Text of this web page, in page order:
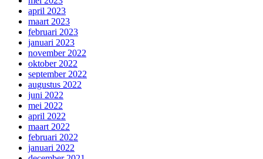
april 2023
maart 2023
februari 2023
januari 2023
november 2022
oktober 2022
september 2022
augustus 2022
juni 2022
mei 2022
april 2022
maart 2022
februari 2022
januari 2022